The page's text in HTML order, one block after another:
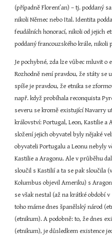
(případně Florenťan) – tj. poddaný
nikoli Němec nebo Ital. Identita
feudálních honorací, nikoli od jejich
poddaný francouzského krále,
Je pochybné, zda lze vůbec mluvit
Rozhodně není pravdou, že státy se
spíše je pravdou, že etnika se
např. když probíhala reconquista
severu se kromě existující Navarry
království: Portugal, Leon, Kastilie a
složení jejich obyvatel byly nějaké
obyvateli Portugalu a Leonu nebyly
Kastilie a Aragonu. Ale v průběhu
sloučil s Kastilií a ta se pak sloučila
Kolumbus objevil Ameriku) s
se však nestal (až na krátké období
toho máme dnes španělský národ
(etnikum). A podobně: to, že dnes
(etnikum), je důsledkem existence